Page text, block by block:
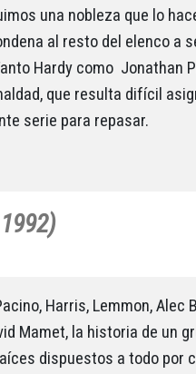
una nobleza que lo
al resto del elenco a
Hardy como Jonathan
que resulta difícil
serie para repasar.
Harris, Lemmon, Alec
Mamet, la historia de un
dispuestos a todo por